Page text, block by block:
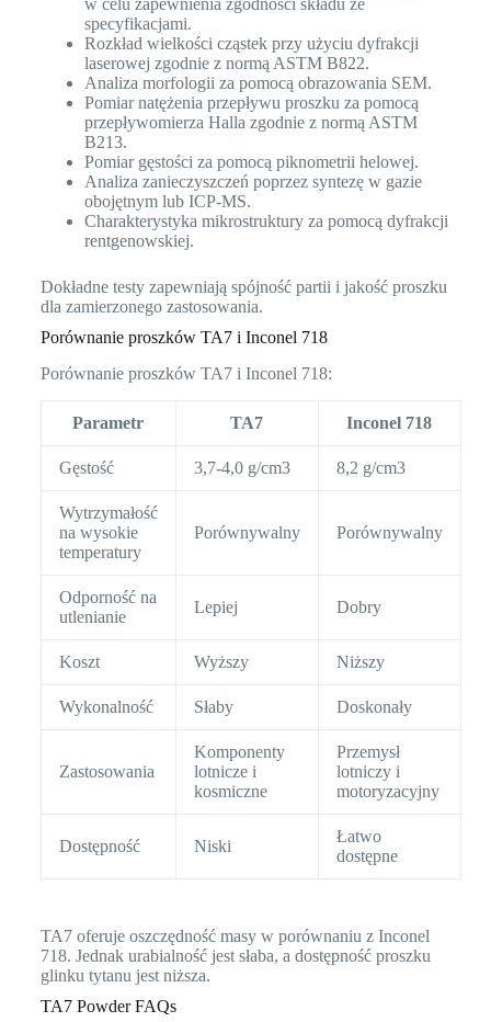
w celu zapewnienia zgodności składu ze
specyfikacjami.
Rozkład wielkości cząstek przy użyciu dyfrakcji
laserowej zgodnie z normą ASTM B822.
Analiza morfologii za pomocą obrazowania SEM.
Pomiar natężenia przepływu proszku za pomocą
przepływomierza Halla zgodnie z normą ASTM
B213.
Pomiar gęstości za pomocą piknometrii helowej.
Analiza zanieczyszczeń poprzez syntezę w gazie
obojętnym lub ICP-MS.
Charakterystyka mikrostruktury za pomocą dyfrakcji
rentgenowskiej.
Dokładne testy zapewniają spójność partii i jakość proszku
dla zamierzonego zastosowania.
Porównanie proszków TA7 i Inconel 718
Porównanie proszków TA7 i Inconel 718:
Parametr TA7 Inconel 718
Gęstość 3,7-4,0 g/cm3 8,2 g/cm3
Wytrzymałość
na wysokie
temperatury
Porównywalny Porównywalny
Odporność na
utlenianie
Lepiej Dobry
Koszt Wyższy Niższy
Wykonalność Słaby Doskonały
Zastosowania
Komponenty
lotnicze i
kosmiczne
Przemysł
lotniczy i
motoryzacyjny
Dostępność Niski
Łatwo
dostępne
TA7 oferuje oszczędność masy w porównaniu z Inconel
718. Jednak urabialność jest słaba, a dostępność proszku
glinku tytanu jest niższa.
TA7 Powder FAQs